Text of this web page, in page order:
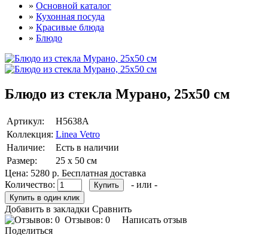
» Основной каталог
» Кухонная посуда
» Красивые блюда
» Блюдо
Блюдо из стекла Мурано, 25х50 см
Артикул:
Н5638A
Коллекция: Linea Vetro
Наличие:
Есть в наличии
Размер:
25 х 50 см
Цена: 5280 р. Бесплатная доставка
Количество:
- или -
Добавить в закладки Сравнить
Отзывов: 0
Написать отзыв
Поделиться